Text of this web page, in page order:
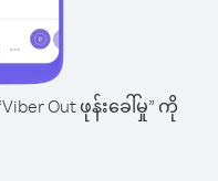
Out ဖုန်းခေါ်မှု” ကို